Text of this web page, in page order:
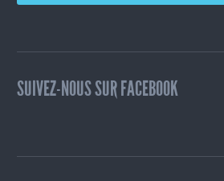
SUIVEZ-NOUS SUR FACEBOOK